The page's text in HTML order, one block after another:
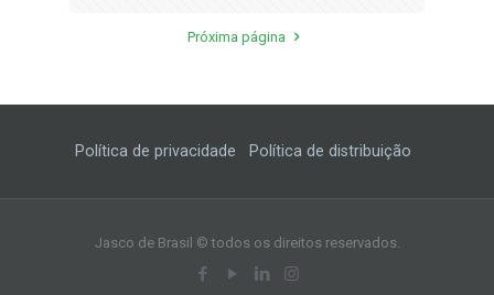
Próxima página
Política de privacidade Política de distribuição
Jasco de Brasil © todos os direitos reservados.